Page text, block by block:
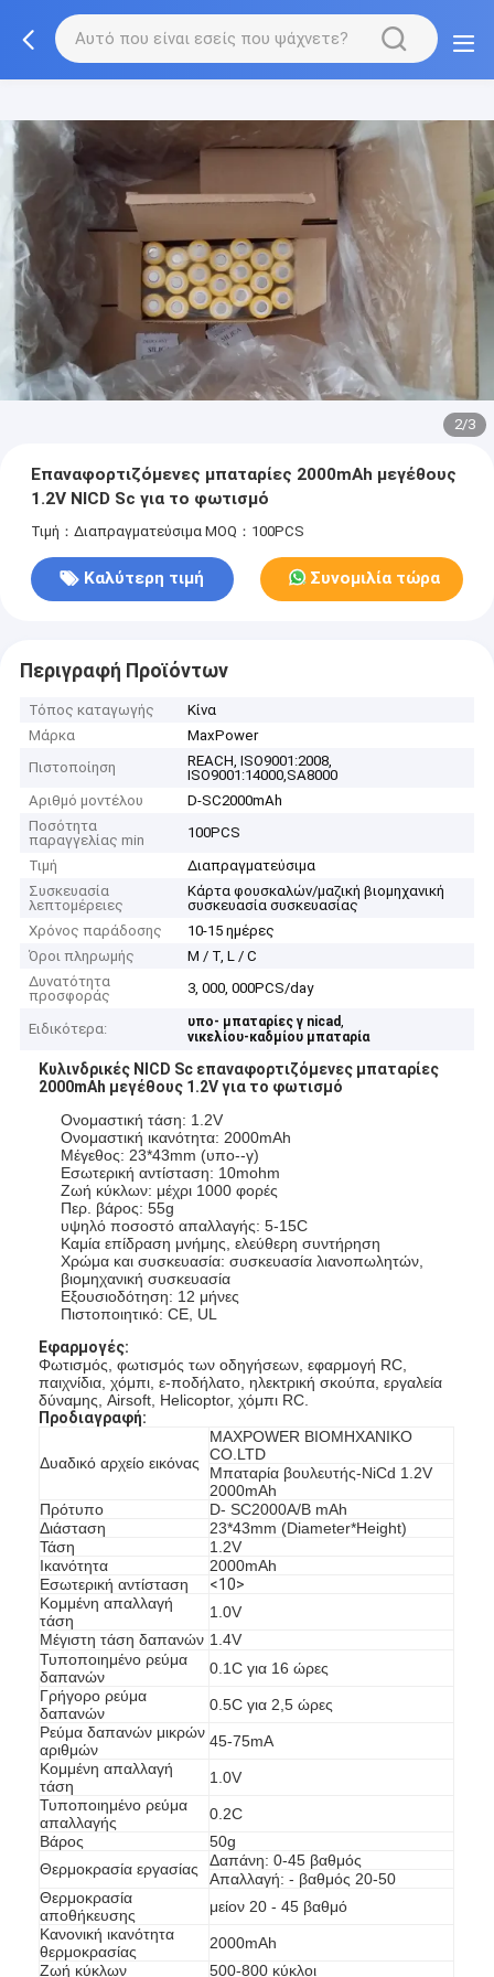
2/3
Επαναφορτιζόμενες μπαταρίες 2000mAh μεγέθους
1.2V NICD Sc για το φωτισμό
Τιμή：Διαπραγματεύσιμα MOQ：100PCS
Καλύτερη τιμή Συνομιλία τώρα
Περιγραφή Προϊόντων
Τόπος καταγωγής
Κίνα
Μάρκα
MaxPower
Πιστοποίηση
REACH, ISO9001:2008,
ISO9001:14000,SA8000
Αριθμό μοντέλου
D-SC2000mAh
Ποσότητα
παραγγελίας min
100PCS
Τιμή
Διαπραγματεύσιμα
Συσκευασία
λεπτομέρειες
Κάρτα φουσκαλών/μαζική βιομηχανική
συσκευασία συσκευασίας
Χρόνος παράδοσης
10-15 ημέρες
Όροι πληρωμής
Μ / Τ, L / C
Δυνατότητα
προσφοράς
3, 000, 000PCS/day
Ειδικότερα: υπο- μπαταρίες γ nicad,
νικελίου-καδμίου μπαταρία
Κυλινδρικές NICD Sc επαναφορτιζόμενες μπαταρίες
2000mAh μεγέθους 1.2V για το φωτισμό
Ονομαστική τάση: 1.2V
Ονομαστική ικανότητα: 2000mAh
Μέγεθος: 23*43mm (υπο--γ)
Εσωτερική αντίσταση: 10mohm
Ζωή κύκλων: μέχρι 1000 φορές
Περ. βάρος: 55g
υψηλό ποσοστό απαλλαγής: 5-15C
Καμία επίδραση μνήμης, ελεύθερη συντήρηση
Χρώμα και συσκευασία: συσκευασία λιανοπωλητών,
βιομηχανική συσκευασία
Εξουσιοδότηση: 12 μήνες
Πιστοποιητικό: CE, UL
Εφαρμογές:
Φωτισμός, φωτισμός των οδηγήσεων, εφαρμογή RC,
παιχνίδια, χόμπι, ε-ποδήλατο, ηλεκτρική σκούπα, εργαλεία
δύναμης, Airsoft, Helicoptor, χόμπι RC.
Προδιαγραφή:
Δυαδικό αρχείο εικόνας
MAXPOWER ΒΙΟΜΗΧΑΝΙΚΟ
CO.LTD
Μπαταρία βουλευτής-NiCd 1.2V
2000mAh
Πρότυπο
D- SC2000A/B mAh
Διάσταση
23*43mm (Diameter*Height)
Τάση
1.2V
Ικανότητα
2000mAh
Εσωτερική αντίσταση
<10>
Κομμένη απαλλαγή
τάση
1.0V
Μέγιστη τάση δαπανών 1.4V
Τυποποιημένο ρεύμα
δαπανών
0.1C για 16 ώρες
Γρήγορο ρεύμα
δαπανών
0.5C για 2,5 ώρες
Ρεύμα δαπανών μικρών
αριθμών
45-75mA
Κομμένη απαλλαγή
τάση
1.0V
Τυποποιημένο ρεύμα
απαλλαγής
0.2C
Βάρος
50g
Θερμοκρασία εργασίας
Δαπάνη: 0-45 βαθμός
Απαλλαγή: - βαθμός 20-50
Θερμοκρασία
αποθήκευσης
μείον 20 - 45 βαθμό
Κανονική ικανότητα
θερμοκρασίας
2000mAh
Ζωή κύκλων
500-800 κύκλοι